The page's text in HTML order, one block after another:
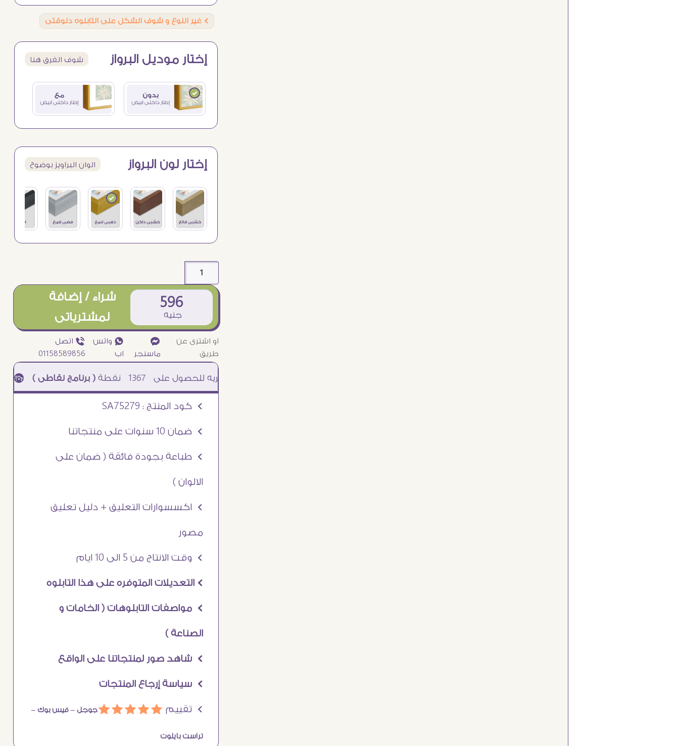
Ö غير النوع و شوف الشكل على التابلوه دلوقتى
إختار موديل البرواز شوف الفرق هنا
إختار لون البرواز الوان البراويز بوضوح
596
جنيه
شراء / إضافة
لمشترياتى
او اشترى عن
طريق
¥
ماسنجر
₧ واتس
اب
ƒ اتصل
01158589856
1367 نقطة( برنامج نقاطى )à خصم 5% للعملاء الجدد à شحن مجانى عند الشراء ب 4000 جنيه à
Ö كود المنتج : SA75279
Ö ضمان 10 سنوات على منتجاتنا
Ö طباعة بجودة فائقة ( ضمان على
الالوان )
Ö اكسسوارات التعليق + دليل تعليق
مصور
Ö وقت الانتاج من 5 الى 10 ايام
Ö التعديلات المتوفره على هذا التابلوه
Ö مواصفات التابلوهات ( الخامات و
الصناعة )
Ö شاهد صور لمنتجاتنا على الواقع
Ö سياسة إرجاع المنتجات
Ö تقييم áááááجوجل – فيس بوك –
تراست بايلوت